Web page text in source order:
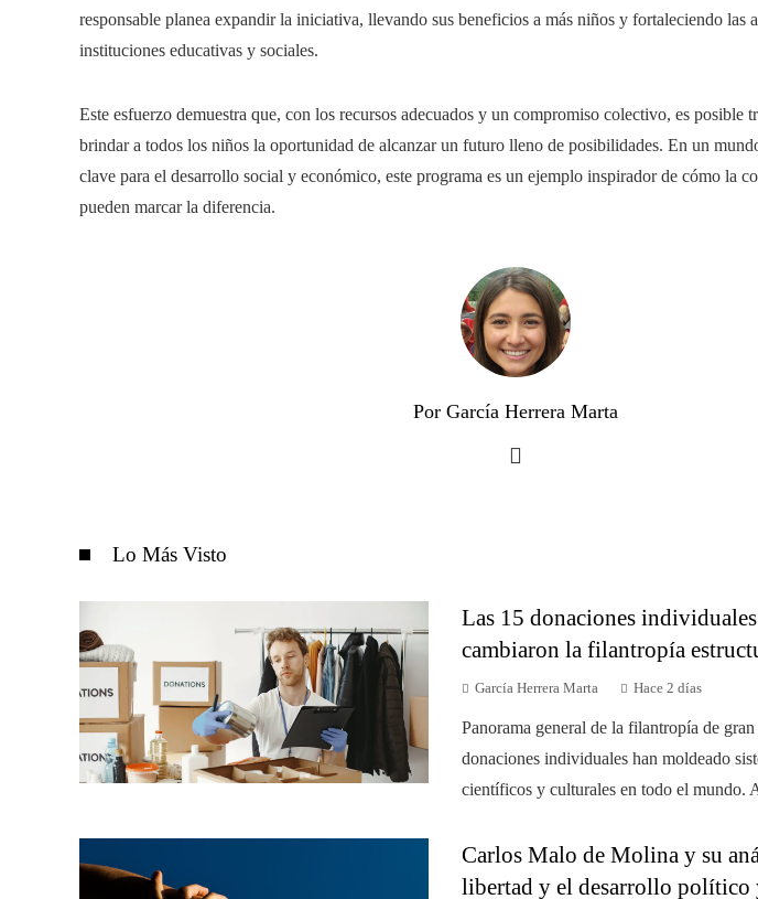
responsable planea expandir la iniciativa, llevando sus beneficios a más niños y fortaleciendo las
instituciones educativas y sociales.
Este esfuerzo demuestra que, con los recursos adecuados y un compromiso colectivo, es posible
brindar a todos los niños la oportunidad de alcanzar un futuro lleno de posibilidades. En un
clave para el desarrollo social y económico, este programa es un ejemplo inspirador de cómo la
pueden marcar la diferencia.
Por García Herrera Marta
Lo Más Visto
Las 15 donaciones
cambiaron la filantropía
García Herrera Marta Hace 2 días
Panorama general de la filantropía de gran
donaciones individuales han moldeado
científicos y culturales en todo el mundo.
Carlos Malo de Molina y su
libertad y el desarrollo político